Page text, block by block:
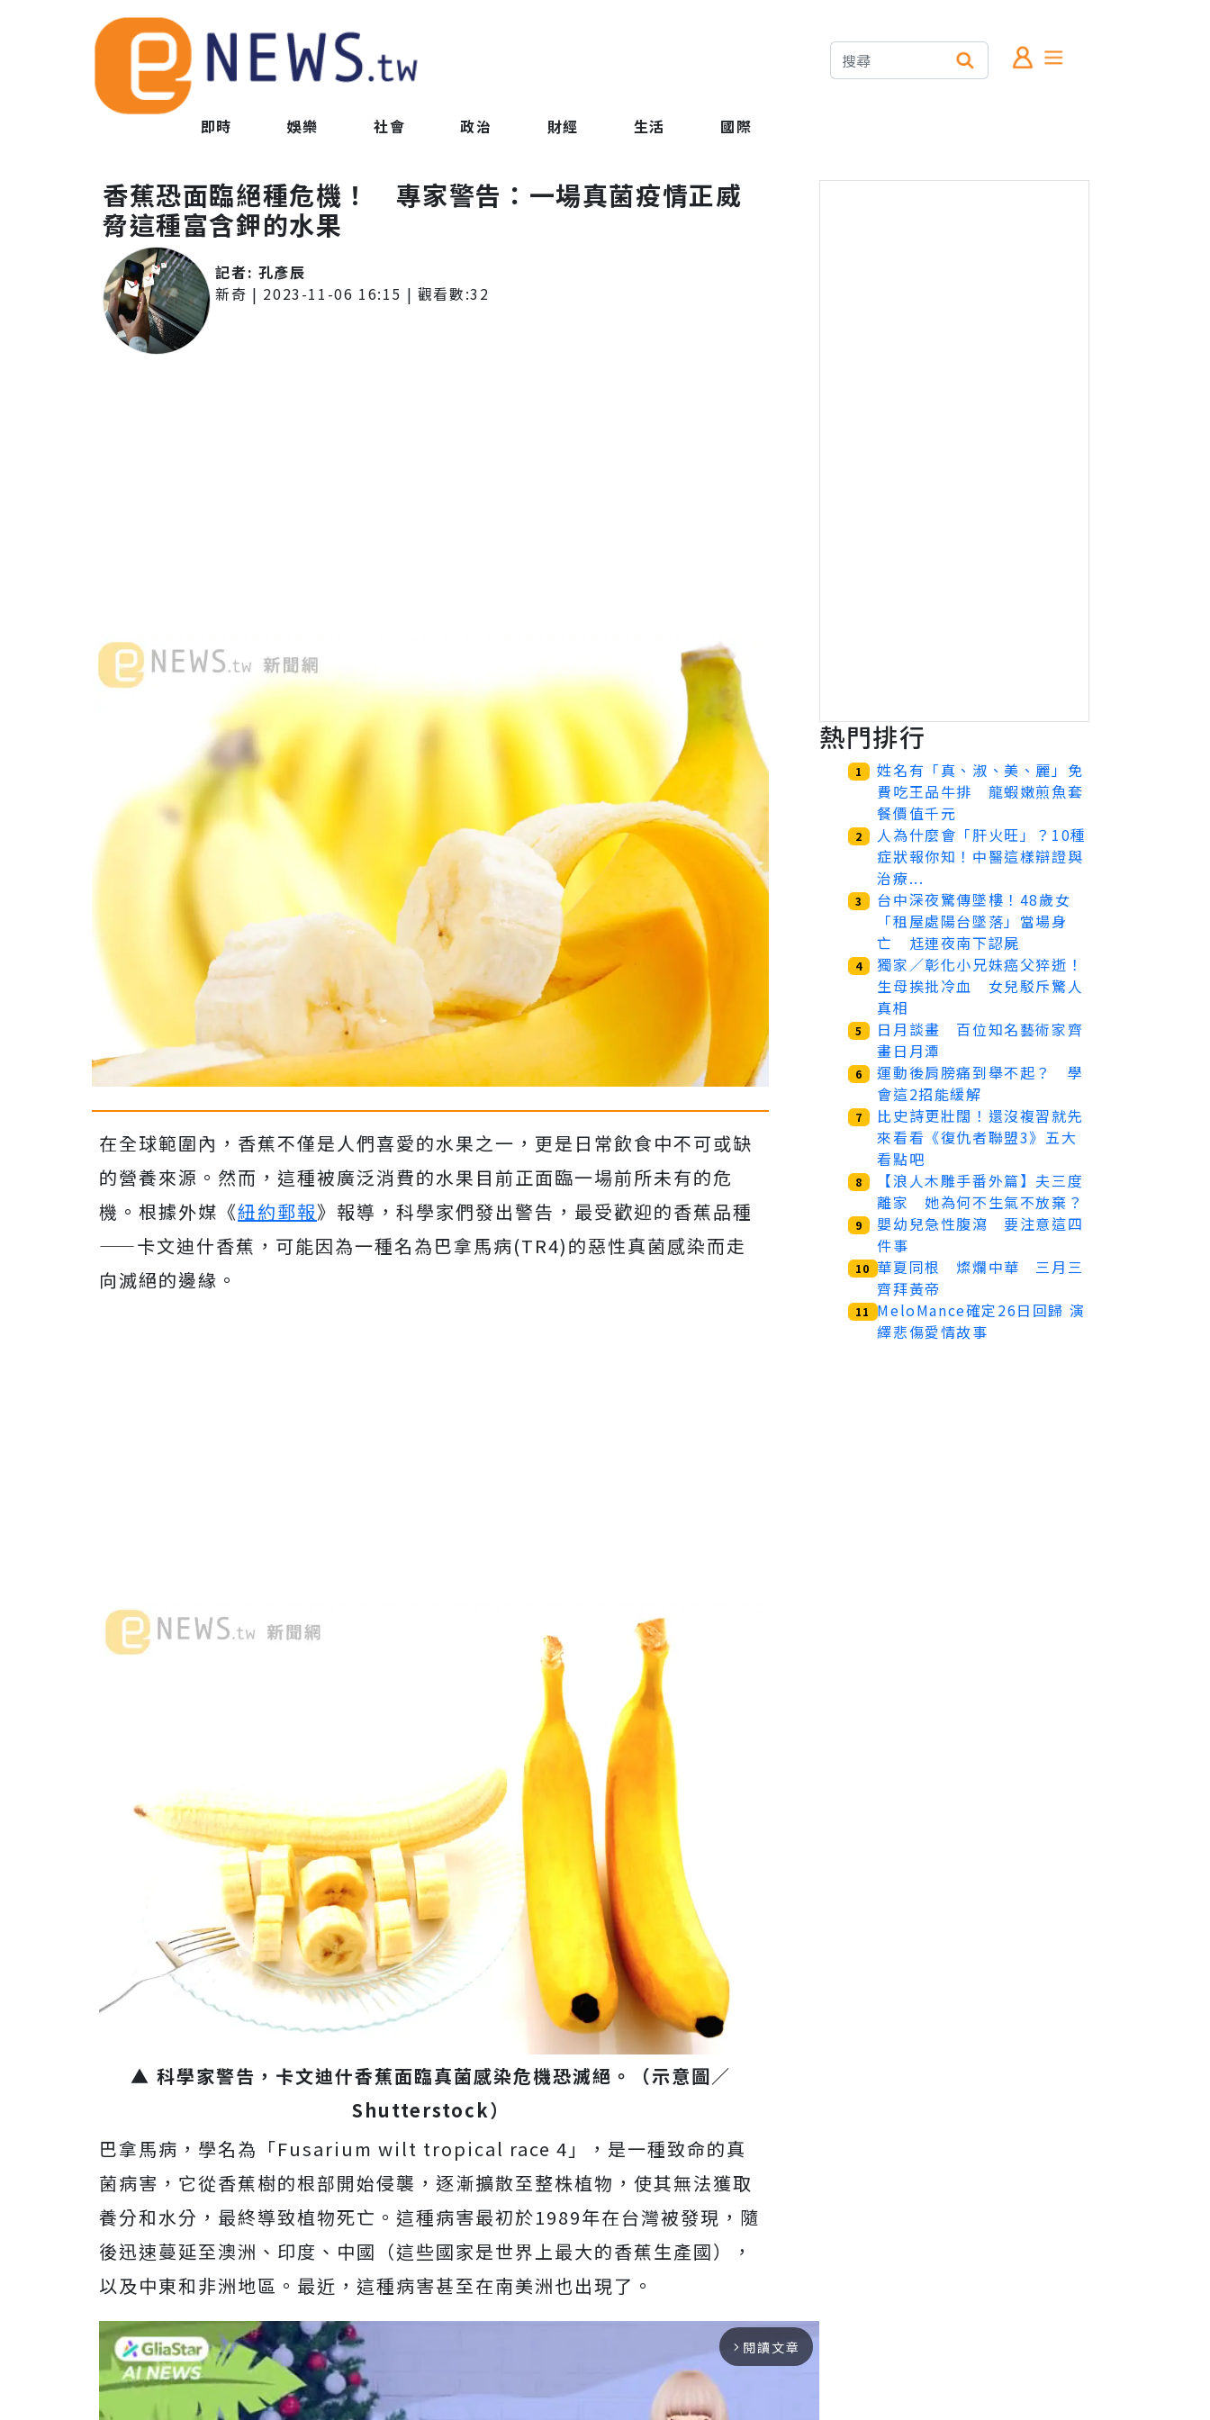
即時 娛樂 社會 政治 財經 生活 國際
香蕉恐面臨絕種危機！ 專家警告：一場真菌疫情正威
脅這種富含鉀的水果
記者: 孔彥辰
新奇 | 2023-11-06 16:15 | 觀看數:32
在全球範圍內，香蕉不僅是人們喜愛的水果之一，更是日常飲食中不可或缺
的營養來源。然而，這種被廣泛消費的水果目前正面臨一場前所未有的危
機。根據外媒《紐約郵報》報導，科學家們發出警告，最受歡迎的香蕉品種
——卡文迪什香蕉，可能因為一種名為巴拿馬病(TR4)的惡性真菌感染而走
向滅絕的邊緣。
▲ 科學家警告，卡文迪什香蕉面臨真菌感染危機恐滅絕。（示意圖／
Shutterstock）
巴拿馬病，學名為「Fusarium wilt tropical race 4」，是一種致命的真
菌病害，它從香蕉樹的根部開始侵襲，逐漸擴散至整株植物，使其無法獲取
養分和水分，最終導致植物死亡。這種病害最初於1989年在台灣被發現，隨
後迅速蔓延至澳洲、印度、中國（這些國家是世界上最大的香蕉生產國），
以及中東和非洲地區。最近，這種病害甚至在南美洲也出現了。
arrow_forward_ios 閱讀文章
熱門排行
1
姓名有「真、淑、美、麗」免
費吃王品牛排 龍蝦嫩煎魚套
餐價值千元
2
人為什麼會「肝火旺」？10種
症狀報你知！中醫這樣辯證與
治療...
3
台中深夜驚傳墜樓！48歲女
「租屋處陽台墜落」當場身
亡 尪連夜南下認屍
4
獨家／彰化小兄妹癌父猝逝！
生母挨批冷血 女兒駁斥驚人
真相
5
日月談畫 百位知名藝術家齊
畫日月潭
6
運動後肩膀痛到舉不起？ 學
會這2招能緩解
7
比史詩更壯闊！還沒複習就先
來看看《復仇者聯盟3》五大
看點吧
8
【浪人木雕手番外篇】夫三度
離家 她為何不生氣不放棄？
9
嬰幼兒急性腹瀉 要注意這四
件事
10 華夏同根 燦爛中華 三月三
齊拜黃帝
11
MeloMance確定26日回歸 演
繹悲傷愛情故事